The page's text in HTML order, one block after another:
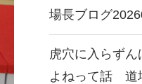
場長ブログ
虎穴に入らず
よねって話 道